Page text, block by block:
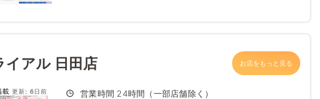
イアル 日田店 お店をもっと見る
載 更新: 6日前
営業時間 24時間（一部店舗除く）